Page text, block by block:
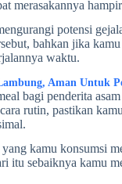
merasakannya
potensi
bahkan jika
waktu.
Aman Untuk
bagi penderita
rutin, pastikan
kamu konsumsi
itu sebaiknya kamu